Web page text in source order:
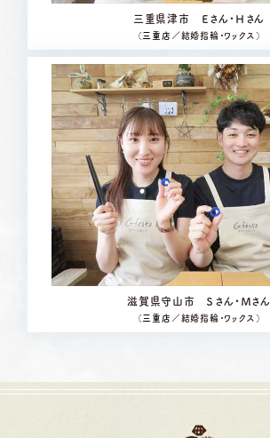
三重県津市 Ｅさん・Ｈさん
（三重店 ／結婚指輪・ワックス）
滋賀県守山市 Ｓさん・Ｍさん
（三重店 ／結婚指輪・ワックス）